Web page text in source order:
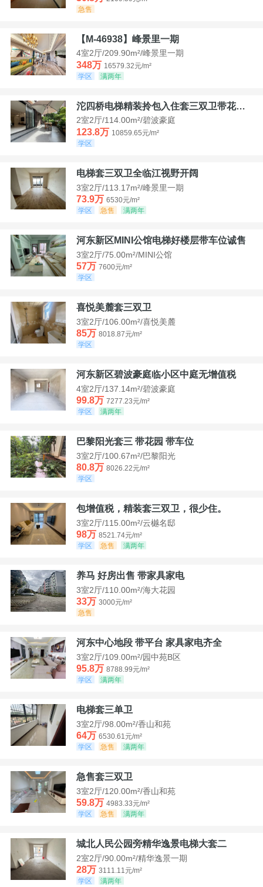
急售
【M-46938】峰景里一期
4室2厅/209.90m²/峰景里一期
348万 16579.32元/m²
学区
满两年
沱四桥电梯精装拎包入住套三双卫带花园40平米带车位
2室2厅/114.00m²/碧波豪庭
123.8万 10859.65元/m²
学区
电梯套三双卫全临江视野开阔
3室2厅/113.17m²/峰景里一期
73.9万 6530元/m²
学区
急售 满两年
河东新区MINI公馆电梯好楼层带车位诚售
3室2厅/75.00m²/MINI公馆
57万 7600元/m²
学区
喜悦美麓套三双卫
3室2厅/106.00m²/喜悦美麓
85万 8018.87元/m²
学区
河东新区碧波豪庭临小区中庭无增值税
4室2厅/137.14m²/碧波豪庭
99.8万 7277.23元/m²
学区
满两年
巴黎阳光套三 带花园 带车位
3室2厅/100.67m²/巴黎阳光
80.8万 8026.22元/m²
学区
包增值税，精装套三双卫，很少住。
3室2厅/115.00m²/云樾名邸
98万 8521.74元/m²
学区
急售 满两年
养马 好房出售 带家具家电
3室2厅/110.00m²/海大花园
33万 3000元/m²
急售
河东中心地段 带平台 家具家电齐全
3室2厅/109.00m²/园中苑B区
95.8万 8788.99元/m²
学区
满两年
电梯套三单卫
3室2厅/98.00m²/香山和苑
64万 6530.61元/m²
学区
急售 满两年
急售套三双卫
3室2厅/120.00m²/香山和苑
59.8万 4983.33元/m²
学区
急售 满两年
城北人民公园旁精华逸景电梯大套二
2室2厅/90.00m²/精华逸景一期
28万 3111.11元/m²
学区
满两年